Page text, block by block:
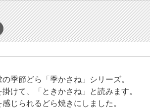
季節どら「季かさね」シリーズ。
けて、「ときかさね」と読みます。
じられるどら焼きにしました。